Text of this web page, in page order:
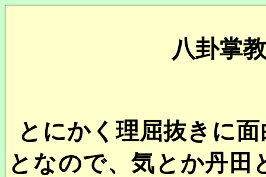
八卦掌
とにかく理屈抜きに
となので、気とか丹